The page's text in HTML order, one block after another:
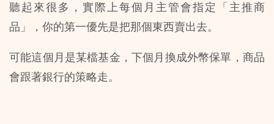
聽起來很多，實際上每個月主管會指定「主推商
品」，你的第一優先是把那個東西賣出去。
可能這個月是某檔基金，下個月換成外幣保單，商品
會跟著銀行的策略走。